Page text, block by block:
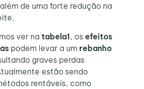
de uma forte redução na
ver na tabela1, os efeitos
podem levar a um rebanho
graves perdas
estão sendo
rentáveis, como